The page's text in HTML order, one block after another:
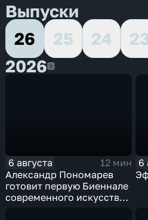
Выпуски
26
25 24
20262026
6 августа
12 мин
Александр Пономарев
готовит первую Биеннале
современного искусства
6